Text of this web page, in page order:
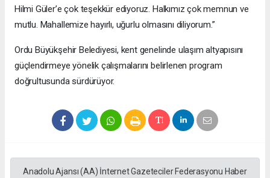
Hilmi Güler’e çok teşekkür ediyoruz. Halkımız çok memnun ve
mutlu. Mahallemize hayırlı, uğurlu olmasını diliyorum.”
Ordu Büyükşehir Belediyesi, kent genelinde ulaşım altyapısını
güçlendirmeye yönelik çalışmalarını belirlenen program
doğrultusunda sürdürüyor.
Anadolu Ajansı (AA) İnternet Gazeteciler Federasyonu Haber